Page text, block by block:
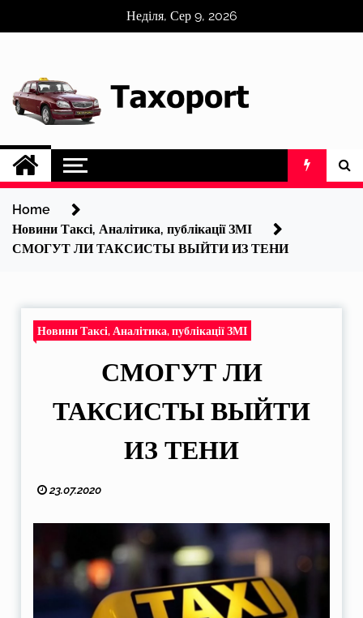
Неділя, Сер 9, 2026
Home
Новини Таксі, Аналітика, публікації ЗМІ
СМОГУТ ЛИ ТАКСИСТЫ ВЫЙТИ ИЗ ТЕНИ
Новини Таксі, Аналітика, публікації ЗМІ
СМОГУТ ЛИ
ТАКСИСТЫ ВЫЙТИ
ИЗ ТЕНИ
23.07.2020